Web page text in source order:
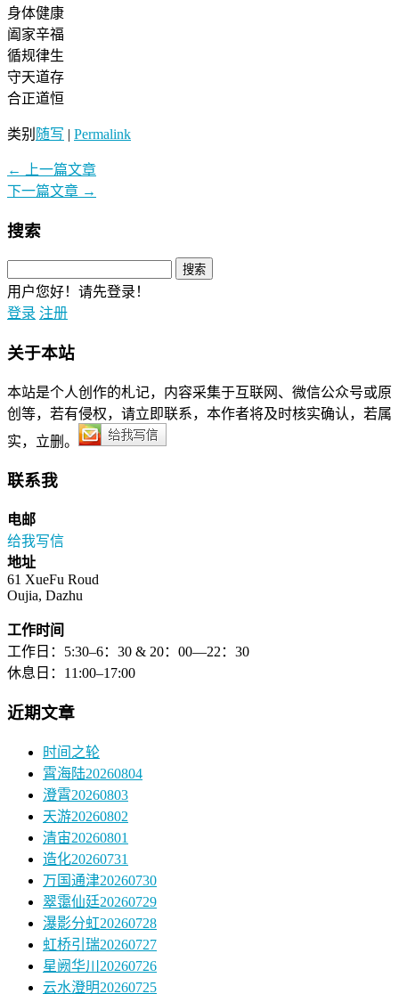
身体健康
阖家辛福
循规律生
守天道存
合正道恒
类别 随写 | Permalink
←
上一篇文章
下一篇文章 →
搜索
用户您好！请先登录！
登录 注册
关于本站
本站是个人创作的札记，内容采集于互联网、微信公众号或原
创等，若有侵权，请立即联系，本作者将及时核实确认，若属
实，立删。
联系我
电邮
给我写信
地址
61 XueFu Roud
Oujia, Dazhu
工作时间
工作日：5:30–6：30 & 20：00—22：30
休息日：11:00–17:00
近期文章
时间之轮
霄海陆20260804
澄霄20260803
天游20260802
清宙20260801
造化20260731
万国通津20260730
翠霭仙廷20260729
瀑影分虹20260728
虹桥引瑞20260727
星阙华川20260726
云水澄明20260725